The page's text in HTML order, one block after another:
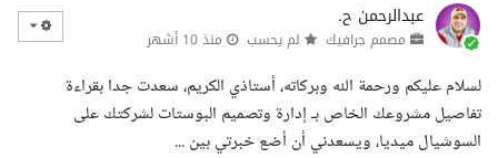
عبدالرحمن ح.
مصمم جرافيك لم يحسب منذ 10 أشهر
لسلام عليكم ورحمة الله وبركاته، أستاذي الكريم، سعدت جدا بقراءة
تفاصيل مشروعك الخاص بـ إدارة وتصميم البوستات لشركتك على
السوشيال ميديا، ويسعدني أن أضع خبرتي بين ...